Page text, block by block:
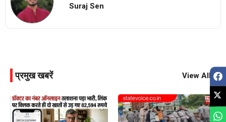
Suraj Sen
प्रमुख खबरें View All